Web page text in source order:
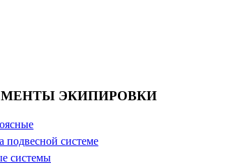
ЭКИПИРОВКИ
подвесной системе
системы